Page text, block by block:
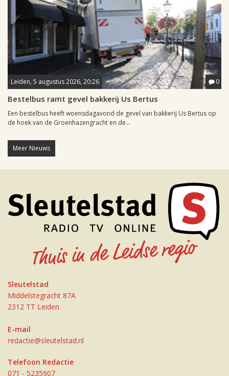
Leiden, 5 augustus 2026, 20:26 0
Bestelbus ramt gevel bakkerij Us Bertus
Een bestelbus heeft woensdagavond de gevel van bakkerij Us Bertus op
de hoek van de Groenhazengracht en de...
Meer Nieuws
Sleutelstad
Middelstegracht 87A
2312 TT Leiden
E-mail
redactie@sleutelstad.nl
Telefoon Redactie
071 - 5235907